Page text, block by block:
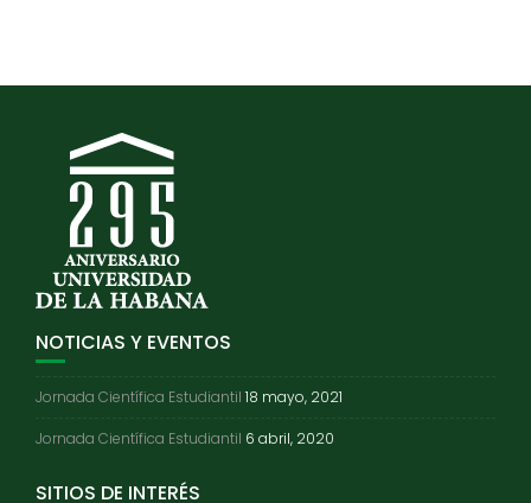
NOTICIAS Y EVENTOS
Jornada Científica Estudiantil 18 mayo, 2021
Jornada Científica Estudiantil 6 abril, 2020
SITIOS DE INTERÉS